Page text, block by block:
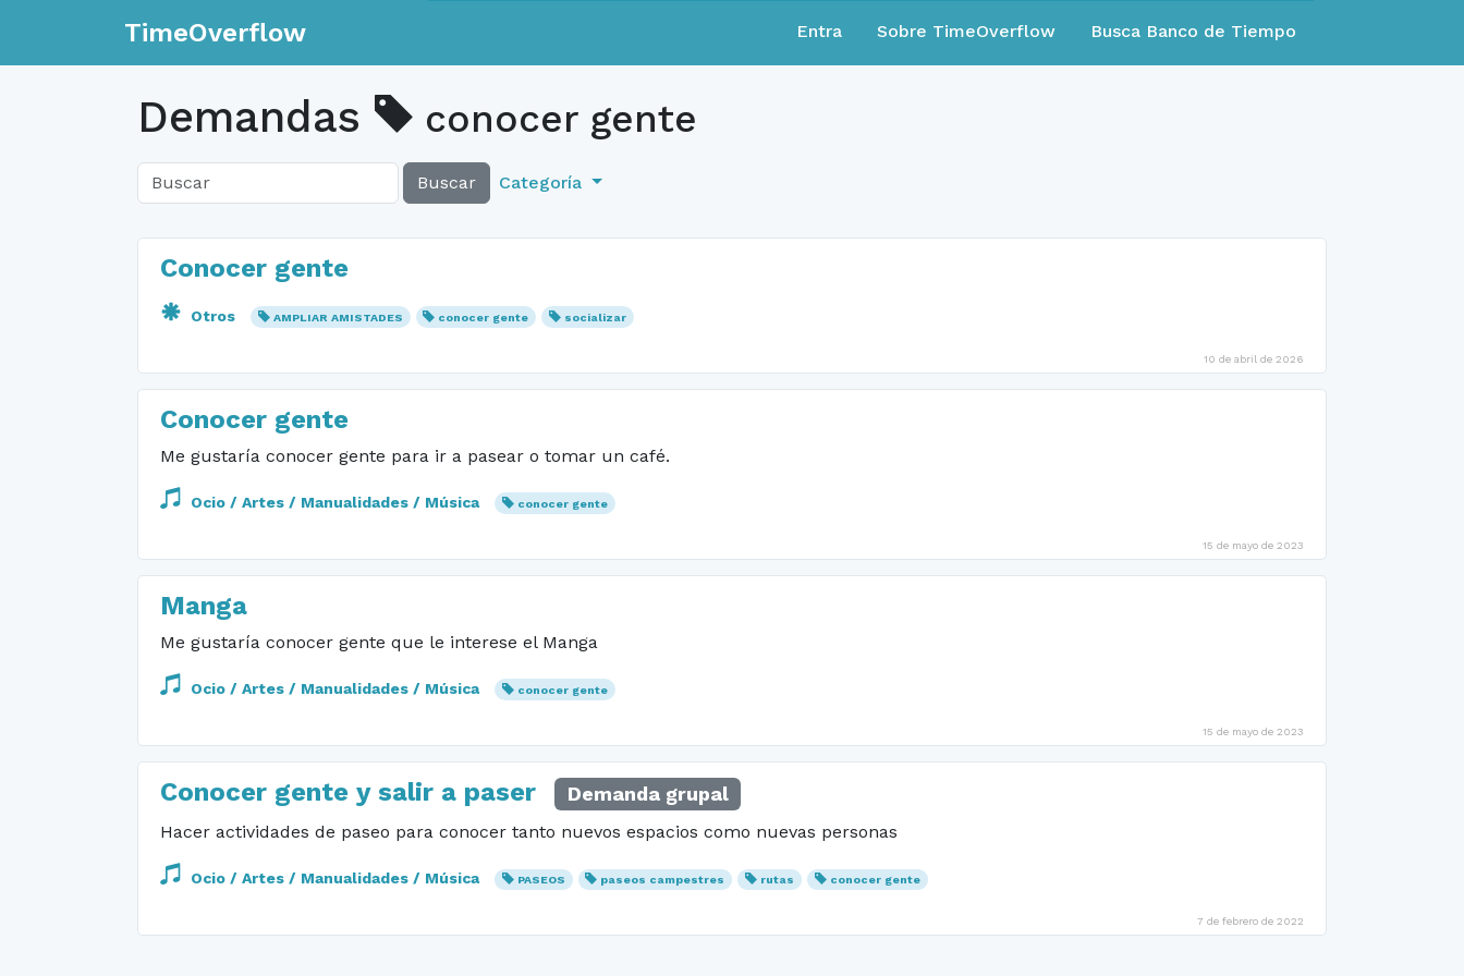
TimeOverflow Entra Sobre TimeOverflow Busca Banco de Tiempo
Demandas conocer gente
Buscar Categoría
Conocer gente
Otros AMPLIAR AMISTADES conocer gente socializar
10 de abril de 2026
Conocer gente
Me gustaría conocer gente para ir a pasear o tomar un café.
Ocio / Artes / Manualidades / Música conocer gente
15 de mayo de 2023
Manga
Me gustaría conocer gente que le interese el Manga
Ocio / Artes / Manualidades / Música conocer gente
15 de mayo de 2023
Conocer gente y salir a paser Demanda grupal
Hacer actividades de paseo para conocer tanto nuevos espacios como nuevas personas
Ocio / Artes / Manualidades / Música PASEOS paseos campestres rutas conocer gente
7 de febrero de 2022